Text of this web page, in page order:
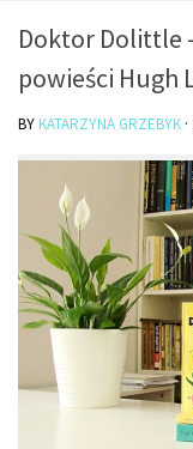
Czytam
Jestem
Jestem kobietą
Jestem dziennikarką
Jestem blogerką
Jestem panią domu
Książki dla dzieci
Doktor Dolittle
powieści Hugh
BY KATARZYNA GRZEBYK ·